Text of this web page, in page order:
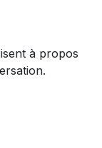
à propos